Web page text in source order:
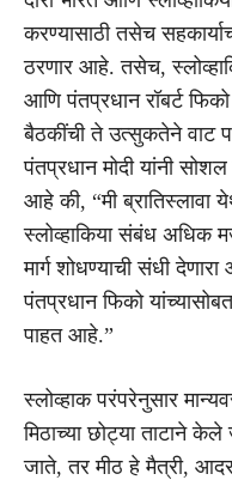
करण्यासाठी तसेच
ठरणार आहे. तसेच,
आणि पंतप्रधान रॉबर्ट फिको
बैठकींची ते उत्सुकतेने वाट
पंतप्रधान मोदी यांनी सोशल
आहे की, “मी ब्रातिस्लावा
स्लोव्हाकिया संबंध अधिक
मार्ग शोधण्याची संधी
पंतप्रधान फिको
पाहत आहे.”
स्लोव्हाक परंपरेनुसार
मिठाच्या छोट्या ताटाने
जाते, तर मीठ हे मैत्री,